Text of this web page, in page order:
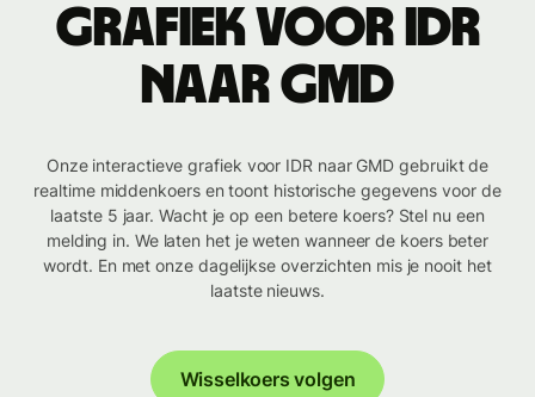
Grafiek voor IDR
naar GMD
Onze interactieve grafiek voor IDR naar GMD gebruikt de
realtime middenkoers en toont historische gegevens voor de
laatste 5 jaar. Wacht je op een betere koers? Stel nu een
melding in. We laten het je weten wanneer de koers beter
wordt. En met onze dagelijkse overzichten mis je nooit het
laatste nieuws.
Wisselkoers volgen